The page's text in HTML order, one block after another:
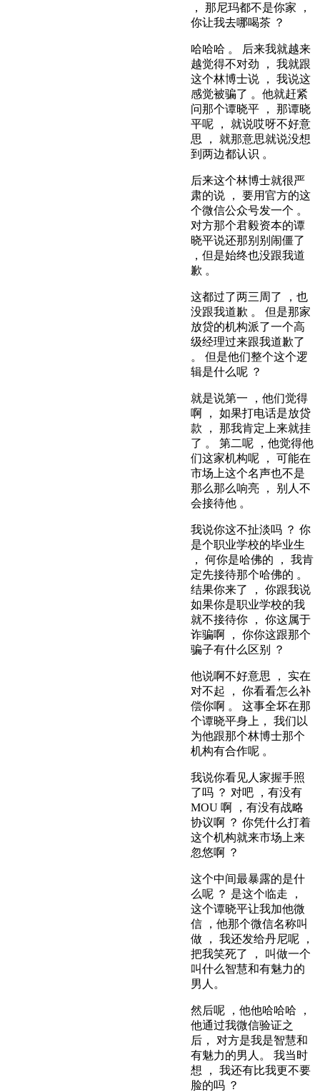
， 那尼玛都不是你家 ，
你让我去哪喝茶 ？
哈哈哈 。 后来我就越来
越觉得不对劲 ， 我就跟
这个林博士说 ， 我说这
感觉被骗了 。他就赶紧
问那个谭晓平 ， 那谭晓
平呢 ， 就说哎呀不好意
思 ， 就那意思就说没想
到两边都认识 。
后来这个林博士就很严
肃的说 ， 要用官方的这
个微信公众号发一个 。
对方那个君毅资本的谭
晓平说还那别别闹僵了
，但是始终也没跟我道
歉 。
这都过了两三周了 ，也
没跟我道歉 。 但是那家
放贷的机构派了一个高
级经理过来跟我道歉了
。 但是他们整个这个逻
辑是什么呢 ？
就是说第一 ，他们觉得
啊 ， 如果打电话是放贷
款 ， 那我肯定上来就挂
了 。 第二呢 ，他觉得他
们这家机构呢 ， 可能在
市场上这个名声也不是
那么那么响亮 ， 别人不
会接待他 。
我说你这不扯淡吗 ？ 你
是个职业学校的毕业生
， 何你是哈佛的 ， 我肯
定先接待那个哈佛的 。
结果你来了 ， 你跟我说
如果你是职业学校的我
就不接待你 ， 你这属于
诈骗啊 ， 你你这跟那个
骗子有什么区别 ？
他说啊不好意思 ， 实在
对不起 ， 你看看怎么补
偿你啊 。 这事全坏在那
个谭晓平身上， 我们以
为他跟那个林博士那个
机构有合作呢 。
我说你看见人家握手照
了吗 ？ 对吧 ，有没有
MOU 啊 ，有没有战略
协议啊 ？ 你凭什么打着
这个机构就来市场上来
忽悠啊 ？
这个中间最暴露的是什
么呢 ？ 是这个临走 ，
这个谭晓平让我加他微
信 ，他那个微信名称叫
做 ， 我还发给丹尼呢 ，
把我笑死了 ， 叫做一个
叫什么智慧和有魅力的
男人。
然后呢 ，他他哈哈哈 ，
他通过我微信验证之
后， 对方是我是智慧和
有魅力的男人。 我当时
想 ， 我还有比我更不要
脸的吗 ？